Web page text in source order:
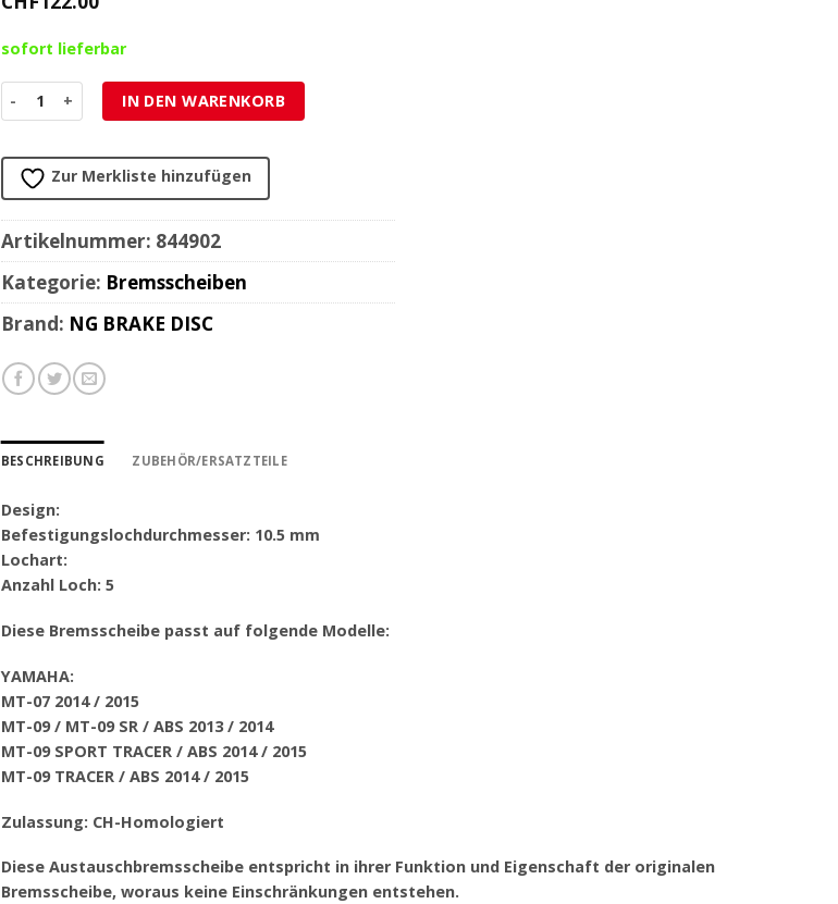
sofort lieferbar
Bremsscheibe NG Brake Disc 245/132/5mm (5 Loch) Menge
IN DEN WARENKORB
Zur Merkliste hinzufügen
Artikelnummer: 844902
Kategorie: Bremsscheiben
Brand: NG BRAKE DISC
BESCHREIBUNG ZUBEHÖR/ERSATZTEILE
Design:
Befestigungslochdurchmesser: 10.5 mm
Lochart:
Anzahl Loch: 5
Diese Bremsscheibe passt auf folgende Modelle:
YAMAHA:
MT-07 2014 / 2015
MT-09 / MT-09 SR / ABS 2013 / 2014
MT-09 SPORT TRACER / ABS 2014 / 2015
MT-09 TRACER / ABS 2014 / 2015
Zulassung: CH-Homologiert
Diese Austauschbremsscheibe entspricht in ihrer Funktion und Eigenschaft der originalen
Bremsscheibe, woraus keine Einschränkungen entstehen.